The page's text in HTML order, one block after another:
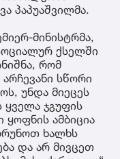
პაპუაშვილმა.
მინისტრმა,
ქსელში
რომ
სწორი
უნდა მიეცეს
ყველა ჯგუფის
ყოფნის ამბიცია
ხალხს
და არ მივცეთ